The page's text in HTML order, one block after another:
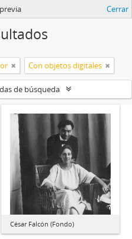
Cerrar
Con objetos digitales
de búsqueda
César Falcón (Fondo)